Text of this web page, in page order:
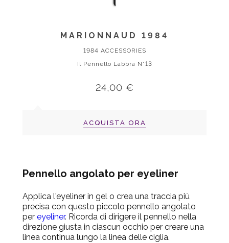
MARIONNAUD 1984
1984 ACCESSORIES
Il Pennello Labbra N°13
24,00 €
ACQUISTA ORA
Pennello angolato per eyeliner
Applica l'eyeliner in gel o crea una traccia più
precisa con questo piccolo pennello angolato
per eyeliner. Ricorda di dirigere il pennello nella
direzione giusta in ciascun occhio per creare una
linea continua lungo la linea delle ciglia.